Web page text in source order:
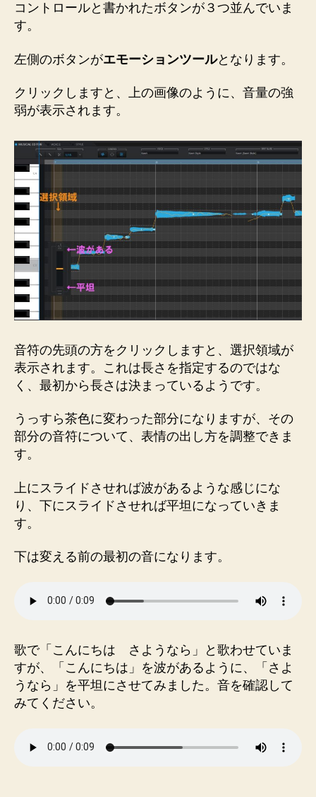
コントロールと書かれたボタンが３つ並んでいま
す。
左側のボタンがエモーションツールとなります。
クリックしますと、上の画像のように、音量の強
弱が表示されます。
音符の先頭の方をクリックしますと、選択領域が
表示されます。これは長さを指定するのではな
く、最初から長さは決まっているようです。
うっすら茶色に変わった部分になりますが、その
部分の音符について、表情の出し方を調整できま
す。
上にスライドさせれば波があるような感じにな
り、下にスライドさせれば平坦になっていきま
す。
下は変える前の最初の音になります。
歌で「こんにちは さようなら」と歌わせていま
すが、「こんにちは」を波があるように、「さよ
うなら」を平坦にさせてみました。音を確認して
みてください。